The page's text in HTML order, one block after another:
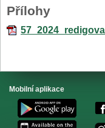
Přílohy
Mobilní aplikace